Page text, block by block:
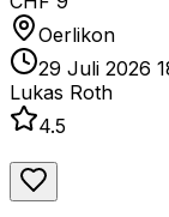
Oerlikon
29 Juli 2026
Lukas Roth
4.5